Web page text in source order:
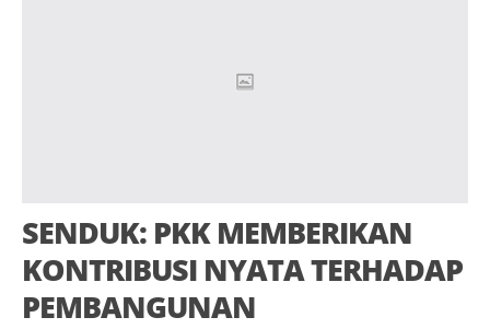
SENDUK: PKK MEMBERIKAN
KONTRIBUSI NYATA TERHADAP
PEMBANGUNAN